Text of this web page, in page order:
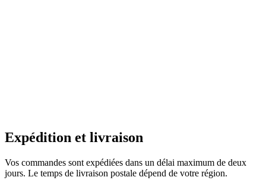
Expédition et livraison
Vos commandes sont expédiées dans un délai maximum de deux
jours. Le temps de livraison postale dépend de votre région.